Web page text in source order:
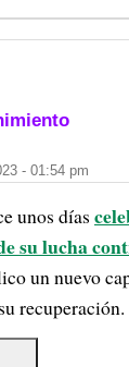
- 01:54 pm
unos días
su lucha
un nuevo
recuperación.